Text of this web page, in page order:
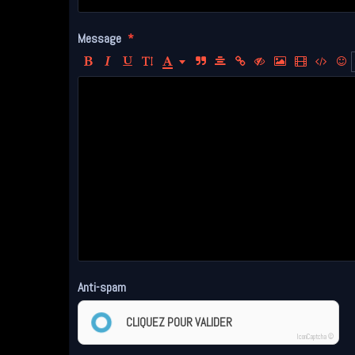
Message
Anti-spam
CLIQUEZ POUR VALIDER
IconCaptcha ©